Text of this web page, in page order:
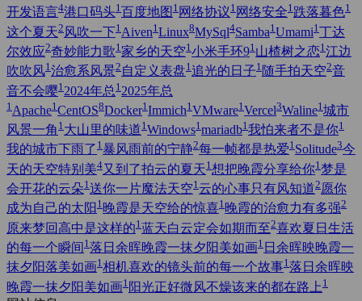
开发语言4港口码头1 百度地图 1 网络协议1 网络安全1 跌落暮色1
这个夏天2 风吹一下1 Aiven1 Linux8MySql4Samba1 Umami1 丁达
尔效应2奇妙能力歌1 家乡的天空1 小米手环91 山楂树之恋1 江边
吹吹风1 治愈系风景2 自定义表盘1 追光的日子1 随手拍天空2音
音不会嘤1 2024年总 1 2025年总
1 Apache1 CentOS8Docker1 Immich1 VMware1 Vercel3Waline1 城市
风景一角 1 大山里的味道1 Windows1 mariadb1 我怕来者不是你1
我的城市下雨了 1暴风雨前的宁静2每一帧都是热爱1Solitude3今
天的天空特别美4又到了拍云的夏天1 想把晚霞分享给你1 梦是
会开花的云朵1 送你一片魔法天空1 云的心事只有风知道2愿你
成为自己的太阳 1晚霞是天空给的惊喜1晚霞的治愈力有多强2
原来梦回高中是这样的1 蓝天白云定会如期而至2喜欢夏日生活
的每一个瞬间 1 落日余晖晚霞一抹夕阳美如画1 日余晖映晚霞一
抹夕阳落美如画1相机喜欢的镜头前的每一个故事1落日余晖映
晚霞一抹夕阳美如画1 阳光正好微风不燥该来的都在路上 1